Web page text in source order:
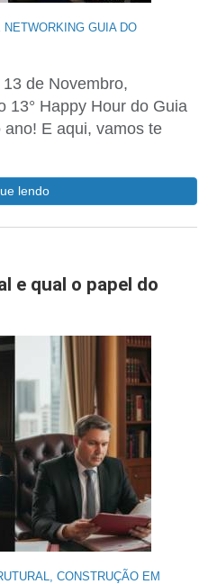
NETWORKING GUIA DO
de Novembro,
13° Happy Hour do Guia
E aqui, vamos te
lendo
e qual o papel do
CONSTRUÇÃO EM